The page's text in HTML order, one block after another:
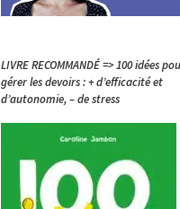
LIVRE RECOMMANDÉ => 100 idées
gérer les devoirs : + d’efficacité et
d’autonomie, – de stress